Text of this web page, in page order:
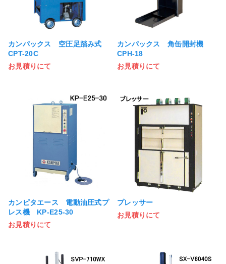
カンパックス 空圧足踏み式
CPT-20C
お見積りにて
カンパックス 角缶開封機
CPH-18
お見積りにて
カンピタエース 電動油圧式プ
レス機 KP-E25-30
お見積りにて
プレッサー
お見積りにて